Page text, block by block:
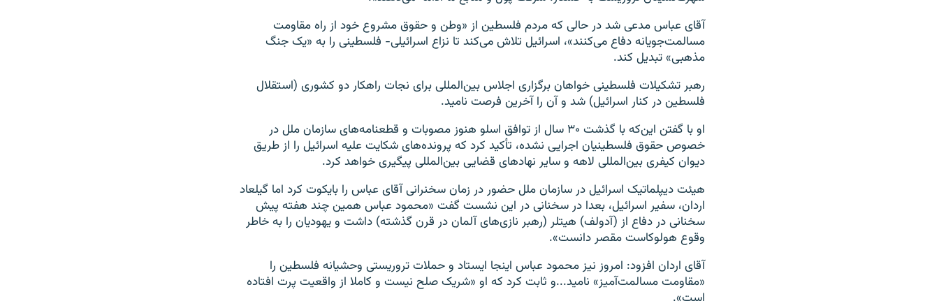
آقای عباس مدعی شد در حالی که مردم فلسطین از «وطن و حقوق مشروع خود از راه مقاومت
مسالمت‌جویانه دفاع می‌کنند»، اسرائیل تلاش می‌کند تا نزاع اسرائیلی- فلسطینی را به «یک جنگ
مذهبی» تبدیل کند.
رهبر تشکیلات فلسطینی خواهان برگزاری اجلاس بین‌المللی برای نجات راهکار دو کشوری (استقلال
فلسطین در کنار اسرائیل) شد و آن را آخرین فرصت نامید.
او با گفتن این‌که با گذشت ۳۰ سال از توافق اسلو هنوز مصوبات و قطعنامه‌های سازمان ملل در
خصوص حقوق فلسطینیان اجرایی نشده، تأکید کرد که پرونده‌های شکایت علیه اسرائیل را از طریق
دیوان کیفری بین‌المللی لاهه و سایر نهادهای قضایی بین‌المللی پیگیری خواهد کرد.
هیئت دیپلماتیک اسرائیل در سازمان ملل حضور در زمان سخنرانی آقای عباس را بایکوت کرد اما گیلعاد
اردان، سفیر اسرائیل، بعدا در سخنانی در این نشست گفت «محمود عباس همین چند هفته پیش
سخنانی در دفاع از (آدولف) هیتلر (رهبر نازی‌های آلمان در قرن گذشته) داشت و یهودیان را به خاطر
وقوع هولوکاست مقصر دانست».
آقای اردان افزود: امروز نیز محمود عباس اینجا ایستاد و حملات تروریستی وحشیانه فلسطین را
«مقاومت مسالمت‌آمیز» نامید...و ثابت کرد که او «شریک صلح نیست و کاملا از واقعیت پرت افتاده
است».